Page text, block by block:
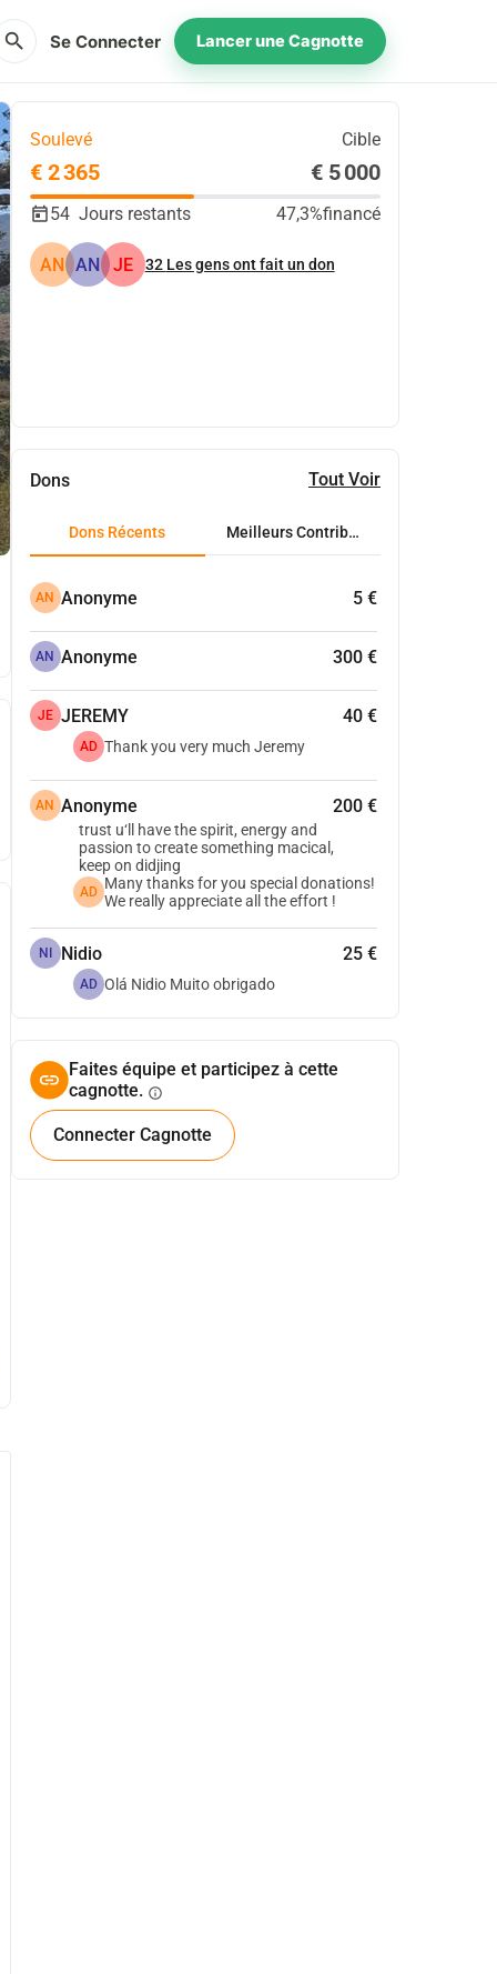
search Se Connecter Lancer une Cagnotte
Soulevé Cible
€ 2 365 € 5 000
54 Jours restants 47,3%financé
AN AN JE 32 Les gens ont fait un don
Dons Tout Voir
Dons Récents Meilleurs Contributeurs
AN Anonyme 5 €
AN Anonyme 300 €
JE JEREMY 40 €
AD Thank you very much Jeremy
AN Anonyme 200 €
trust u‘ll have the spirit, energy and
passion to create something macical,
keep on didjing
AD Many thanks for you special donations!
We really appreciate all the effort !
NI Nidio 25 €
AD Olá Nidio Muito obrigado
Faites équipe et participez à cette
cagnotte. info
Connecter Cagnotte